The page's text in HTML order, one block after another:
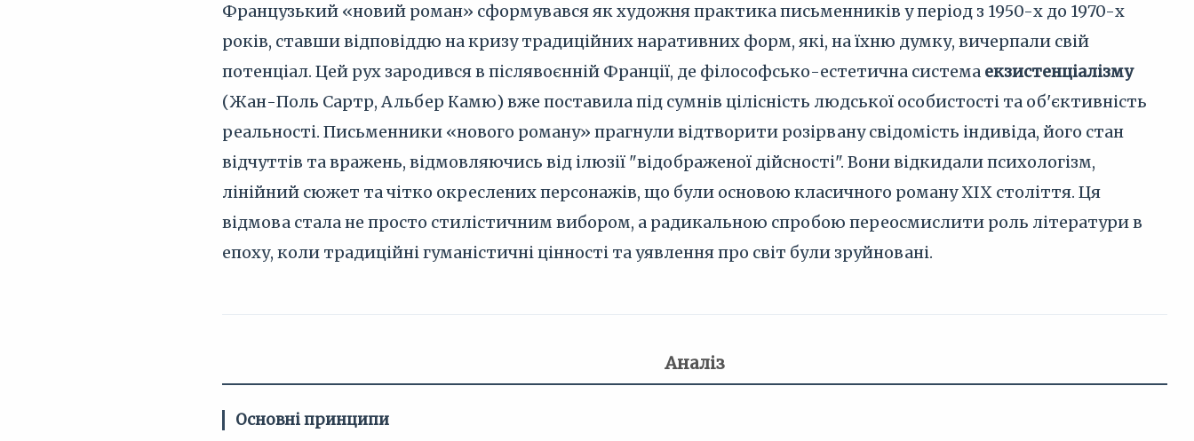
Французький «новий роман» сформувався як художня практика письменників у період з 1950-х до 1970-х
років, ставши відповіддю на кризу традиційних наративних форм, які, на їхню думку, вичерпали свій
потенціал. Цей рух зародився в післявоєнній Франції, де філософсько-естетична система екзистенціалізму
(Жан-Поль Сартр, Альбер Камю) вже поставила під сумнів цілісність людської особистості та об'єктивність
реальності. Письменники «нового роману» прагнули відтворити розірвану свідомість індивіда, його стан
відчуттів та вражень, відмовляючись від ілюзії "відображеної дійсності". Вони відкидали психологізм,
лінійний сюжет та чітко окреслених персонажів, що були основою класичного роману XIX століття. Ця
відмова стала не просто стилістичним вибором, а радикальною спробою переосмислити роль літератури в
епоху, коли традиційні гуманістичні цінності та уявлення про світ були зруйновані.
Аналіз
Основні принципи